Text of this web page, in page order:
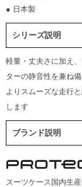
● 日本製
シリーズ説明
軽量・丈夫さに加え
ターの静音性を兼ね
よりスムーズな走行
します
ブランド説明
スーツケース国内生